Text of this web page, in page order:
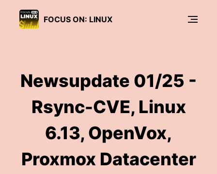
FOCUS ON: LINUX
Newsupdate 01/25 -
Rsync-CVE, Linux
6.13, OpenVox,
Proxmox Datacenter